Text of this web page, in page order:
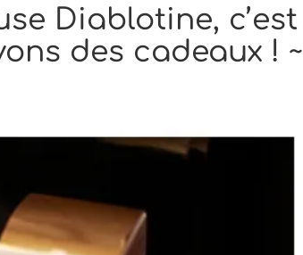
Diablotine, c’est
des cadeaux ! ~